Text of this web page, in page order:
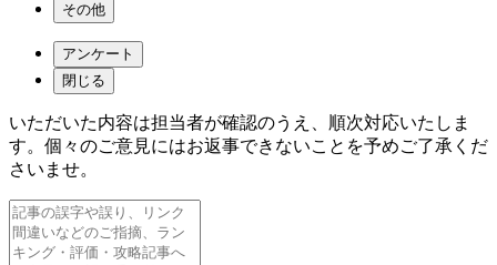
その他
アンケート
閉じる
いただいた内容は担当者が確認のうえ、順次対応いたしま
す。個々のご意見にはお返事できないことを予めご了承くだ
さいませ。